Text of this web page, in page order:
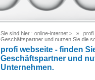
Sie sind hier : online-internet >
profi
Geschäftspartner und nutzen Sie die
profi webseite - finden
Geschäftspartner und
Unternehmen.